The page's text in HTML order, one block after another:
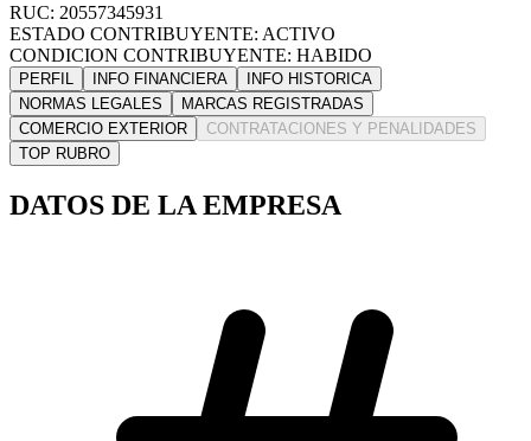
RUC: 20557345931
ESTADO CONTRIBUYENTE: ACTIVO
CONDICION CONTRIBUYENTE: HABIDO
PERFIL INFO FINANCIERA
INFO HISTORICA
NORMAS LEGALES
MARCAS REGISTRADAS
COMERCIO EXTERIOR
CONTRATACIONES Y PENALIDADES
TOP RUBRO
DATOS DE LA EMPRESA